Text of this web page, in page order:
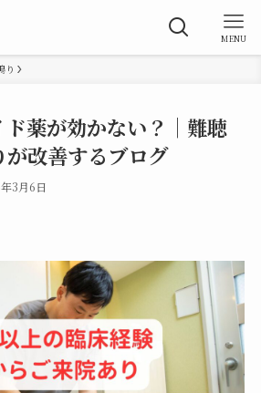
MENU
り
ド薬が効かない？｜難聴
が改善するブログ
3月6日